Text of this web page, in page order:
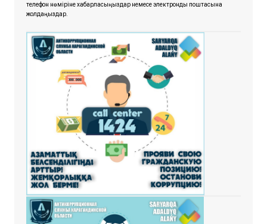
телефон нөміріне хабарласыңыздар немесе электрондық поштасына
жолдаңыздар.